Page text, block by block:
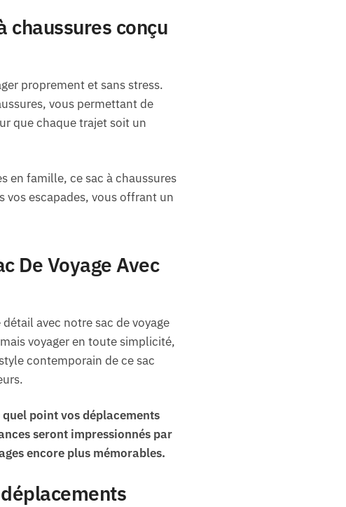
chaussures conçu
proprement et sans stress.
vous permettant de
que chaque trajet soit un
en famille, ce sac à chaussures
escapades, vous offrant un
De Voyage Avec
avec notre sac de voyage
voyager en toute simplicité,
contemporain de ce sac
point vos déplacements
seront impressionnés par
encore plus mémorables.